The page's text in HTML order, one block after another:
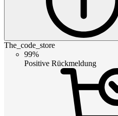
The_code_store
99%
Positive Rückmeldung